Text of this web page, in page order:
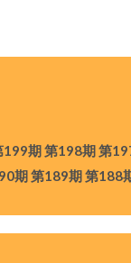
期 第198期 第
期 第189期 第188